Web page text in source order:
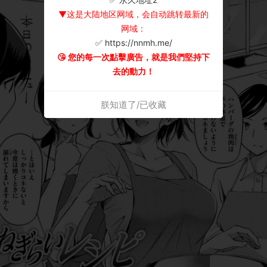
▼这是大陆地区网域，会自动跳转最新的
网域：
✅ https://nnmh.me/
😘 您的每一次點擊廣告，就是我們堅持下
去的動力！
朕知道了/已收藏